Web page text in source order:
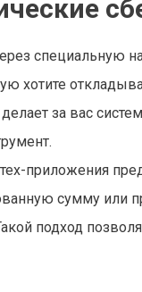
специальную
хотите
за вас
приложения
сумму или
подход